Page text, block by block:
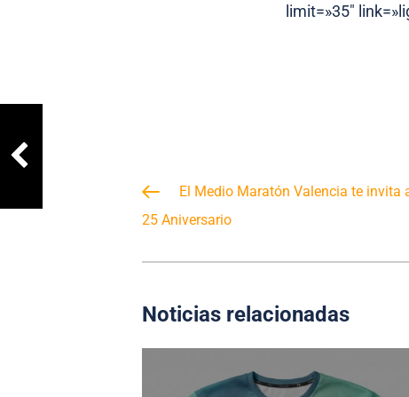
limit=»35″
El Medio Maratón Valencia te invita
25 Aniversario
Noticias relacionadas